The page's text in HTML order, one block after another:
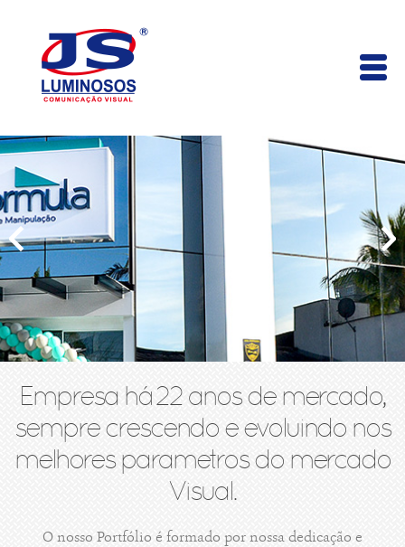
Empresa há 22 anos de mercado,
sempre crescendo e evoluindo nos
melhores parametros do mercado
Visual.
O nosso Portfólio é formado por nossa dedicação e